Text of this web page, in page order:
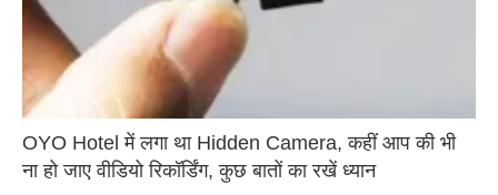
OYO Hotel में लगा था Hidden Camera, कहीं आप की भी
ना हो जाए वीडियो रिकॉर्डिंग, कुछ बातों का रखें ध्यान